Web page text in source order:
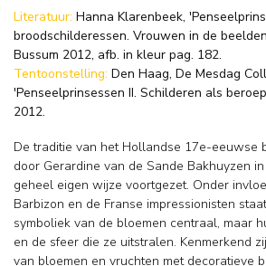
Literatuur: Hanna Klarenbeek,
broodschilderessen. Vrouwen in de
Bussum 2012, afb. in kleur pag. 182.
Tentoonstelling: Den Haag, De Mesdag
'Penseelprinsessen II. Schilderen als
2012.
De traditie van het Hollandse 17e-eeuwse
door Gerardine van de Sande Bakhuyzen
geheel eigen wijze voortgezet. Onder
Barbizon en de Franse impressionisten
symboliek van de bloemen centraal, maar
en de sfeer die ze uitstralen. Kenmerkend
van bloemen en vruchten met decoratieve